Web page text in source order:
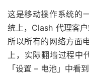
这是移动操作系统的
统上，Clash 代理客
所以所有的网络方面
上，实际翻墙过程中
「设置 – 电池」中看